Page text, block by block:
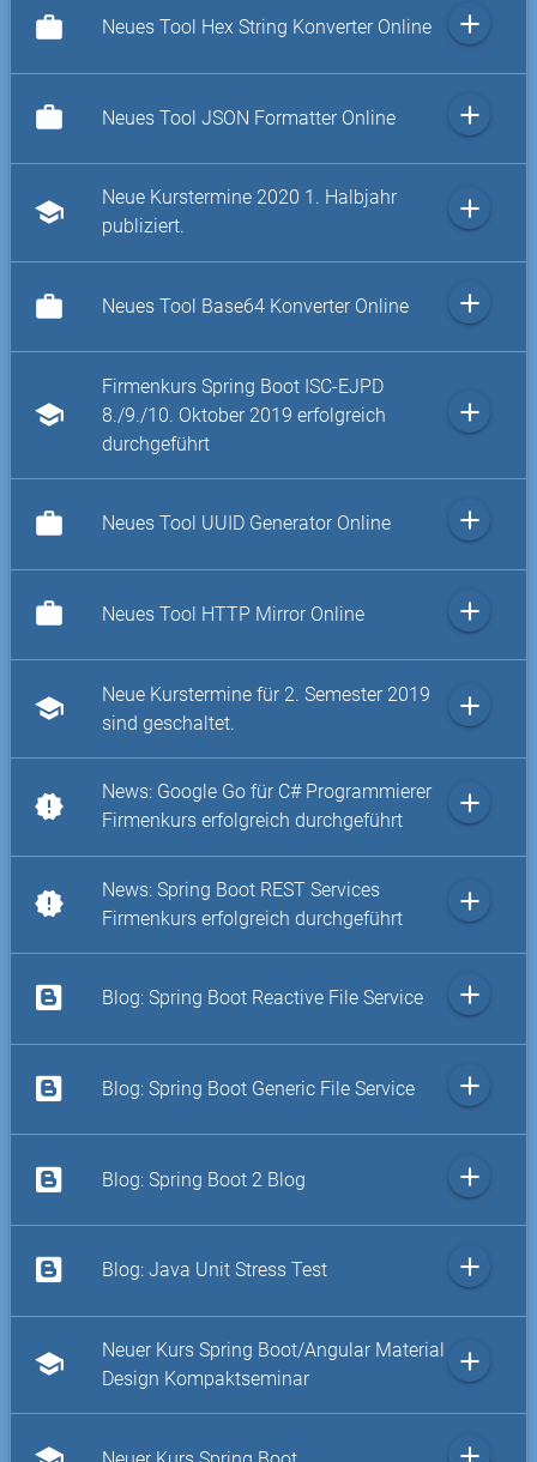
work Neues Tool Hex String Konverter Online add
work Neues Tool JSON Formatter Online add
school
Neue Kurstermine 2020 1. Halbjahr
publiziert.
add
work Neues Tool Base64 Konverter Online add
school
Firmenkurs Spring Boot ISC-EJPD
8./9./10. Oktober 2019 erfolgreich
durchgeführt
add
work Neues Tool UUID Generator Online add
work Neues Tool HTTP Mirror Online add
school
Neue Kurstermine für 2. Semester 2019
sind geschaltet.
add
new_releases
News: Google Go für C# Programmierer
Firmenkurs erfolgreich durchgeführt
add
new_releases
News: Spring Boot REST Services
Firmenkurs erfolgreich durchgeführt
add
Blog: Spring Boot Reactive File Service add
Blog: Spring Boot Generic File Service add
Blog: Spring Boot 2 Blog add
Blog: Java Unit Stress Test add
school
Neuer Kurs Spring Boot/Angular Material
Design Kompaktseminar
add
add